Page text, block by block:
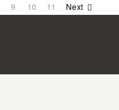
9 10 11 Next